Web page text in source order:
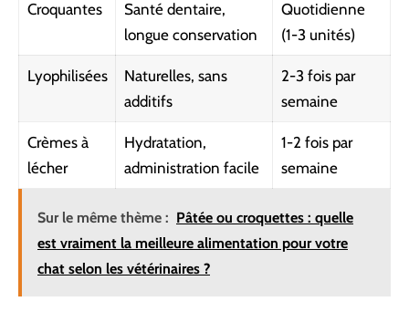
Croquantes
Santé dentaire,
longue conservation
Quotidienne
(1-3 unités)
Lyophilisées
Naturelles, sans
additifs
2-3 fois par
semaine
Crèmes à
lécher
Hydratation,
administration facile
1-2 fois par
semaine
Sur le même thème : Pâtée ou croquettes : quelle
est vraiment la meilleure alimentation pour votre
chat selon les vétérinaires ?